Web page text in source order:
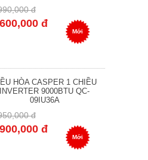
đ
đ
Mới
HÒA CASPER 1 CHIỀU
INVERTER 9000BTU QC-
09IU36A
đ
đ
Mới